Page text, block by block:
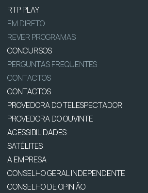
RTP PLAY
EM DIRETO
REVER PROGRAMAS
CONCURSOS
PERGUNTAS FREQUENTES
CONTACTOS
CONTACTOS
PROVEDORA DO TELESPECTADOR
PROVEDORA DO OUVINTE
ACESSIBILIDADES
SATÉLITES
A EMPRESA
CONSELHO GERAL INDEPENDENTE
CONSELHO DE OPINIÃO